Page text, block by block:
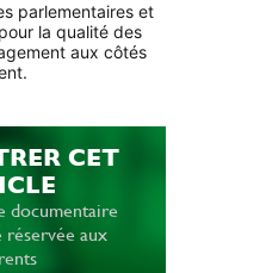
parlementaires et
la qualité des
aux côtés
CET
documentaire
aux